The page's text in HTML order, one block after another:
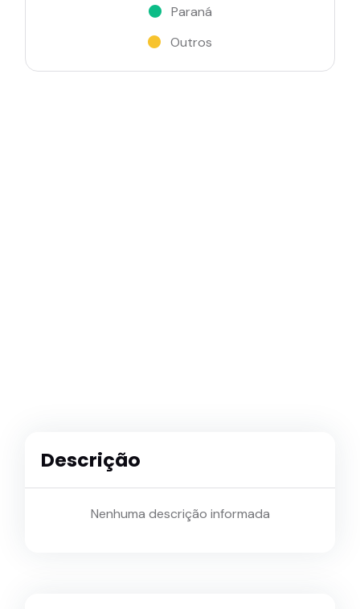
Paraná
Outros
Descrição
Nenhuma descrição informada